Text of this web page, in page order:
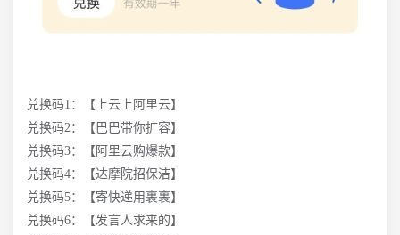
兑换码1：【上云上阿里云】
兑换码2：【巴巴带你扩容】
兑换码3：【阿里云购爆款】
兑换码4：【达摩院招保洁】
兑换码5：【寄快递用裹裹】
兑换码6：【发言人求来的】